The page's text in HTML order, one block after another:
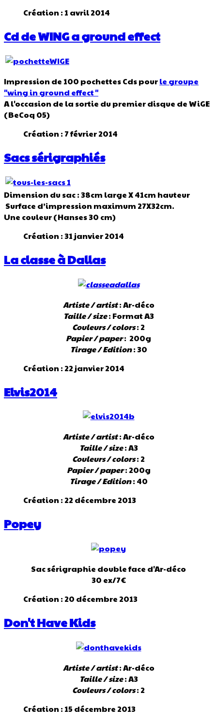
Création : 1 avril 2014
Cd de WING a ground effect
Impression de 100 pochettes Cds pourle groupe
"wing in ground effect"
A l'occasion de la sortie du premier disque de WiGE
(BeCoq 05)
Création : 7 février 2014
Sacs sérigraphiés
Dimension du sac : 38cm large X 41cm hauteur
Surface d’impression maximum 27X32cm.
Une couleur (Hanses 30 cm)
Création : 31 janvier 2014
La classe à Dallas
Artiste / artist: Ar-déco
Taille / size: Format A3
Couleurs / colors: 2
Papier / paper: 200g
Tirage / Edition: 30
Création : 22 janvier 2014
Elvis2014
Artiste / artist: Ar-déco
Taille / size: A3
Couleurs / colors: 2
Papier / paper: 200g
Tirage / Edition: 40
Création : 22 décembre 2013
Popey
Sac sérigraphie double face d'Ar-déco
30 ex/7€
Création : 20 décembre 2013
Don't Have Kids
Artiste / artist: Ar-déco
Taille / size: A3
Couleurs / colors: 2
Création : 15 décembre 2013